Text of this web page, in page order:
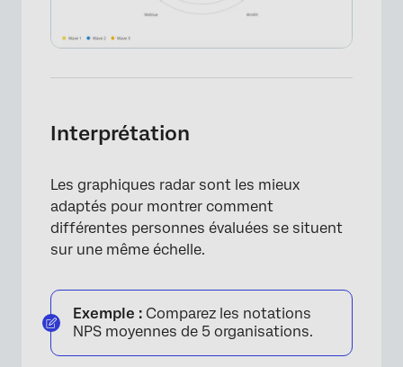
Interprétation
Les graphiques radar sont les mieux
adaptés pour montrer comment
différentes personnes évaluées se situent
sur une même échelle.
Exemple : Comparez les notations
NPS moyennes de 5 organisations.